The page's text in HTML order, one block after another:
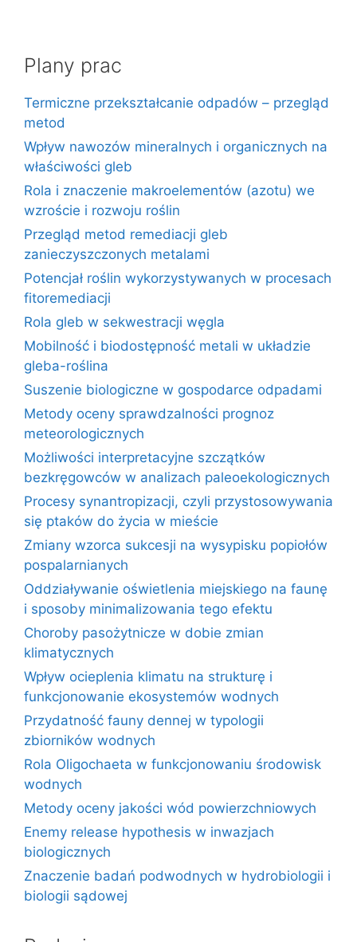
Plany prac
Termiczne przekształcanie odpadów – przegląd
metod
Wpływ nawozów mineralnych i organicznych na
właściwości gleb
Rola i znaczenie makroelementów (azotu) we
wzroście i rozwoju roślin
Przegląd metod remediacji gleb
zanieczyszczonych metalami
Potencjał roślin wykorzystywanych w procesach
fitoremediacji
Rola gleb w sekwestracji węgla
Mobilność i biodostępność metali w układzie
gleba-roślina
Suszenie biologiczne w gospodarce odpadami
Metody oceny sprawdzalności prognoz
meteorologicznych
Możliwości interpretacyjne szczątków
bezkręgowców w analizach paleoekologicznych
Procesy synantropizacji, czyli przystosowywania
się ptaków do życia w mieście
Zmiany wzorca sukcesji na wysypisku popiołów
pospalarnianych
Oddziaływanie oświetlenia miejskiego na faunę
i sposoby minimalizowania tego efektu
Choroby pasożytnicze w dobie zmian
klimatycznych
Wpływ ocieplenia klimatu na strukturę i
funkcjonowanie ekosystemów wodnych
Przydatność fauny dennej w typologii
zbiorników wodnych
Rola Oligochaeta w funkcjonowaniu środowisk
wodnych
Metody oceny jakości wód powierzchniowych
Enemy release hypothesis w inwazjach
biologicznych
Znaczenie badań podwodnych w hydrobiologii i
biologii sądowej